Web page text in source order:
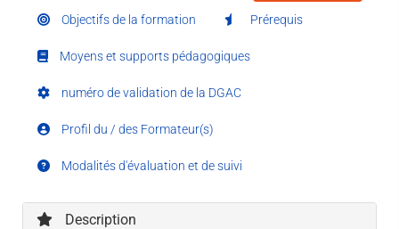
Objectifs de la formation Prérequis
Moyens et supports pédagogiques
numéro de validation de la DGAC
Profil du / des Formateur(s)
Modalités d'évaluation et de suivi
Description